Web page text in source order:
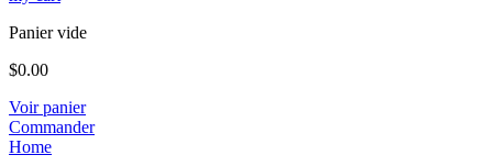
Panier vide
$0.00
Voir panier
Commander
Home